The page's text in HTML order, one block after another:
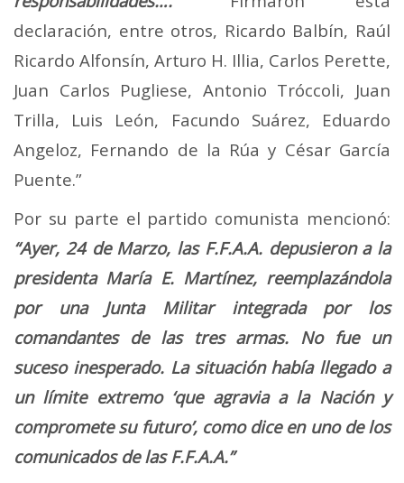
declaración, entre otros, Ricardo Balbín, Raúl
Ricardo Alfonsín, Arturo H. Illia, Carlos Perette,
Juan Carlos Pugliese, Antonio Tróccoli, Juan
Trilla, Luis León, Facundo Suárez, Eduardo
Angeloz, Fernando de la Rúa y César García
Puente.”
Por su parte el partido comunista mencionó:
“Ayer, 24 de Marzo, las F.F.A.A. depusieron a la
presidenta María E. Martínez, reemplazándola
por una Junta Militar integrada por los
comandantes de las tres armas. No fue un
suceso inesperado. La situación había llegado a
un límite extremo ‘que agravia a la Nación y
compromete su futuro’, como dice en uno de los
comunicados de las F.F.A.A.”